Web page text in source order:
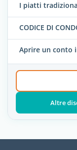
I piatti
CODICE DI
Aprire un conto
Altre